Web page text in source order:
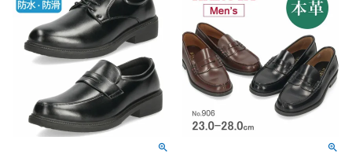
new balance
営業日カレンダー
休業日 お問い合わせ窓口休業日
2026 年8月